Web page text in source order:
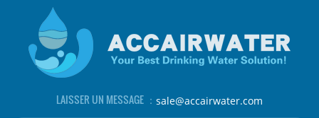
LAISSER UN MESSAGE ： sale@accairwater.com